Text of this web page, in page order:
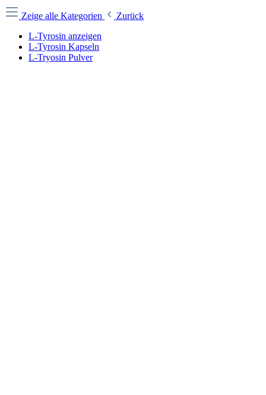
Zeige alle Kategorien
Zurück
L-Tyrosin anzeigen
L-Tyrosin Kapseln
L-Tryosin Pulver